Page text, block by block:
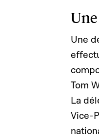
Une
Tom
La
Vice-